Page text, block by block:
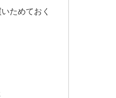
ためておく